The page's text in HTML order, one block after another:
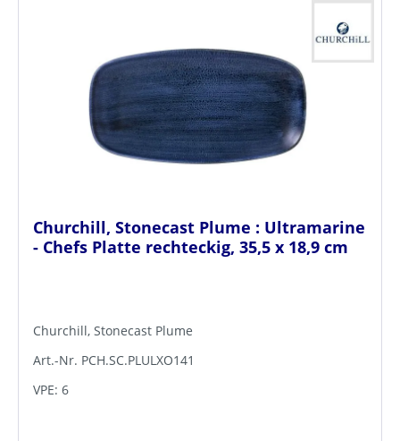
Churchill, Stonecast Plume : Ultramarine
- Chefs Platte rechteckig, 35,5 x 18,9 cm
Churchill, Stonecast Plume
Art.-Nr. PCH.SC.PLULXO141
VPE: 6